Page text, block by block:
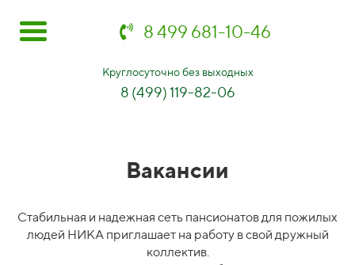
8 499 681-10-46
Круглосуточно без выходных
8 (499) 119-82-06
Вакансии
Стабильная и надежная сеть пансионатов для пожилых
людей НИКА приглашает на работу в свой дружный
коллектив.